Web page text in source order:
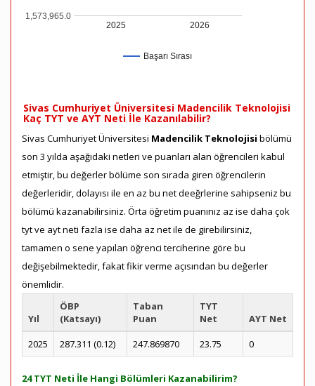
Başarı Sırası
2025 2026
1,573,965.0
Sivas Cumhuriyet Üniversitesi Madencilik Teknolojisi
Kaç TYT ve AYT Neti İle Kazanılabilir?
Sivas Cumhuriyet Üniversitesi Madencilik Teknolojisi bölümü
son 3 yılda aşağıdaki netleri ve puanları alan öğrencileri kabul
etmiştir, bu değerler bölüme son sırada giren öğrencilerin
değerleridir, dolayısı ile en az bu net deeğrlerine sahipseniz bu
bölümü kazanabilirsiniz. Örta öğretim puanınız az ise daha çok
tyt ve ayt neti fazla ise daha az net ile de girebilirsiniz,
tamamen o sene yapılan öğrenci terciherine göre bu
değişebilmektedir, fakat fikir verme açısından bu değerler
önemlidir.
Yıl
ÖBP
(Katsayı)
Taban
Puan
TYT
Net
AYT Net
2025
287.311 (0.12) 247.869870 23.75 0
24 TYT Neti İle Hangi Bölümleri Kazanabilirim?